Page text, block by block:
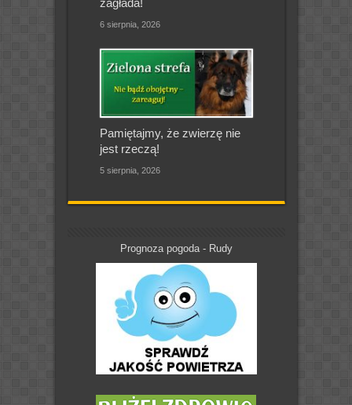
zagłada!
6 sierpnia, 2026
Pamiętajmy, że zwierzę nie
jest rzeczą!
5 sierpnia, 2026
Prognoza pogoda - Rudy